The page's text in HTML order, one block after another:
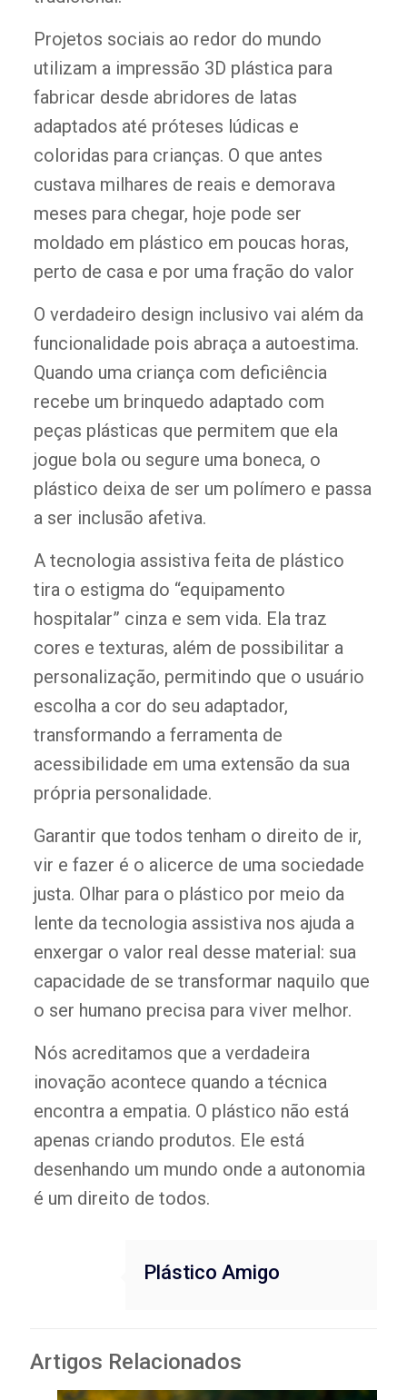
Projetos sociais ao redor do mundo
utilizam a impressão 3D plástica para
fabricar desde abridores de latas
adaptados até próteses lúdicas e
coloridas para crianças. O que antes
custava milhares de reais e demorava
meses para chegar, hoje pode ser
moldado em plástico em poucas horas,
perto de casa e por uma fração do valor
O verdadeiro design inclusivo vai além da
funcionalidade pois abraça a autoestima.
Quando uma criança com deficiência
recebe um brinquedo adaptado com
peças plásticas que permitem que ela
jogue bola ou segure uma boneca, o
plástico deixa de ser um polímero e passa
a ser inclusão afetiva.
A tecnologia assistiva feita de plástico
tira o estigma do “equipamento
hospitalar” cinza e sem vida. Ela traz
cores e texturas, além de possibilitar a
personalização, permitindo que o usuário
escolha a cor do seu adaptador,
transformando a ferramenta de
acessibilidade em uma extensão da sua
própria personalidade.
Garantir que todos tenham o direito de ir,
vir e fazer é o alicerce de uma sociedade
justa. Olhar para o plástico por meio da
lente da tecnologia assistiva nos ajuda a
enxergar o valor real desse material: sua
capacidade de se transformar naquilo que
o ser humano precisa para viver melhor.
Nós acreditamos que a verdadeira
inovação acontece quando a técnica
encontra a empatia. O plástico não está
apenas criando produtos. Ele está
desenhando um mundo onde a autonomia
é um direito de todos.
Plástico Amigo
Artigos Relacionados